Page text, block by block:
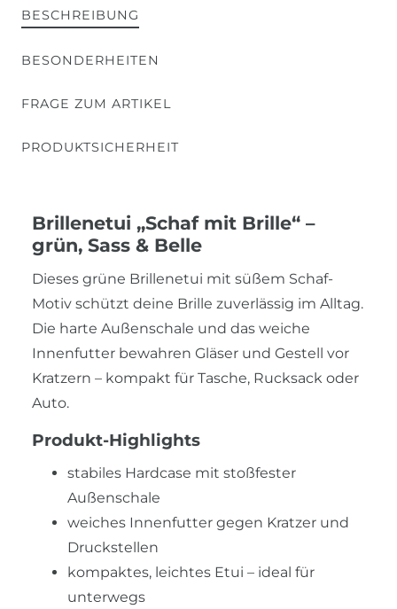
BESCHREIBUNG
BESONDERHEITEN
FRAGE ZUM ARTIKEL
PRODUKTSICHERHEIT
Brillenetui „Schaf mit Brille“ –
grün, Sass & Belle
Dieses grüne Brillenetui mit süßem Schaf-
Motiv schützt deine Brille zuverlässig im Alltag.
Die harte Außenschale und das weiche
Innenfutter bewahren Gläser und Gestell vor
Kratzern – kompakt für Tasche, Rucksack oder
Auto.
Produkt-Highlights
stabiles Hardcase mit stoßfester
Außenschale
weiches Innenfutter gegen Kratzer und
Druckstellen
kompaktes, leichtes Etui – ideal für
unterwegs